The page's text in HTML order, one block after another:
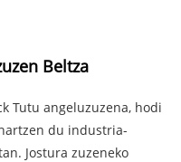
Beltza
Tutu angeluzuzena, hodi
du industria-
Jostura zuzeneko